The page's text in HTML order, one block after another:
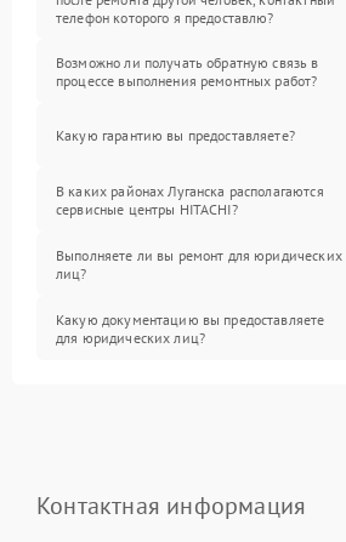
телефон которого я предоставлю?
Возможно ли получать обратную связь в
процессе выполнения ремонтных работ?
Какую гарантию вы предоставляете?
В каких районах Луганска располагаются
сервисные центры HITACHI?
Выполняете ли вы ремонт для юридических
лиц?
Какую документацию вы предоставляете
для юридических лиц?
Контактная информация